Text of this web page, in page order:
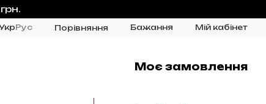
Рус Порівняння Бажання Мій кабінет
Моє замовлення